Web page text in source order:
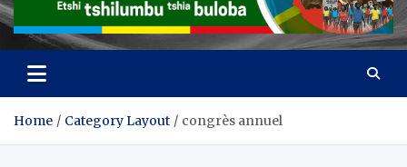
Home Category Layout congrès annuel